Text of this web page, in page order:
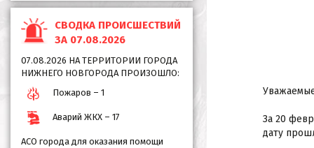
СВОДКА ПРОИСШЕСТВИЙ
ЗА 07.08.2026
07.08.2026 НА ТЕРРИТОРИИ ГОРОДА
НИЖНЕГО НОВГОРОДА ПРОИЗОШЛО:
Пожаров – 1
Аварий ЖКХ – 17
АСО города для оказания помощи
За 20
дату